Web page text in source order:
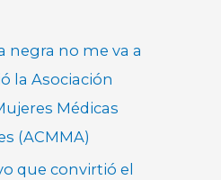
negra no me va a
la Asociación
Médicas
(ACMMA)
que convirtió el